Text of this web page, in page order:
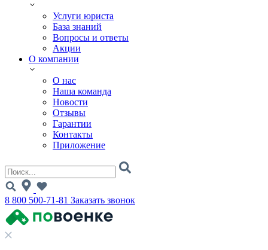
Услуги юриста
База знаний
Вопросы и ответы
Акции
О компании
О нас
Наша команда
Новости
Отзывы
Гарантии
Контакты
Приложение
8 800 500-71-81 Заказать звонок